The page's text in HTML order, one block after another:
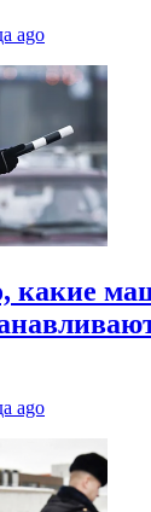
ago
какие
ago